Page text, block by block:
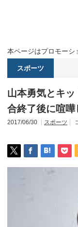
本ページはプロモーシ
スポーツ
山本勇気とキ
合終了後に喧嘩
2017/06/30 スポーツ